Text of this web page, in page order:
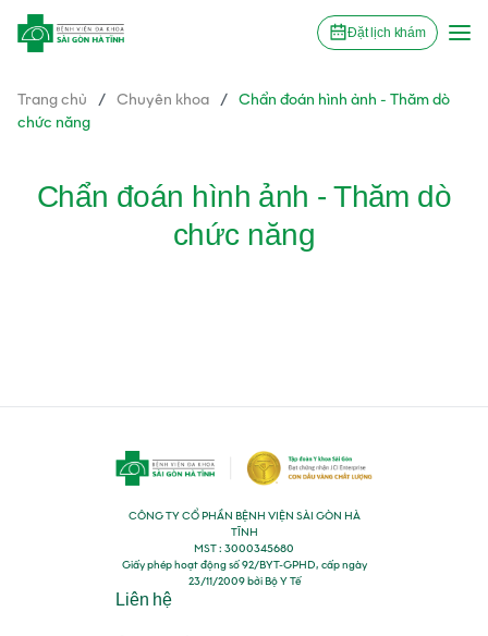
Đặt lịch khám
Trang chủ / Chuyên khoa / Chẩn đoán hình ảnh - Thăm dò
chức năng
Chẩn đoán hình ảnh - Thăm dò
chức năng
CÔNG TY CỔ PHẦN BỆNH VIỆN SÀI GÒN HÀ
TĨNH
MST : 3000345680
Giấy phép hoạt động số 92/BYT-GPHD, cấp ngày
23/11/2009 bởi Bộ Y Tế
Liên hệ